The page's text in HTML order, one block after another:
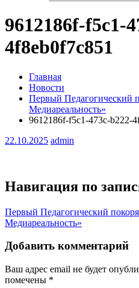
9612186f-f5c1-
4f8eb0f7c851
Главная
Новости
Первый Педагогический
Медиареальность»
9612186f-f5c1-473c-b222-
22.10.2025 admin
Навигация по
Первый Педагогический
Медиареальность»
Добавить комментарий
Ваш адрес email не будет
помечены *